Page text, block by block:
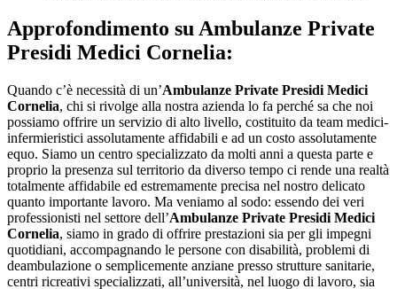
Approfondimento suAmbulanze Private
Presidi Medici Cornelia:
Quando c’è necessità di un’Ambulanze Private Presidi Medici
Cornelia, chi si rivolge alla nostra azienda lo fa perché sa che noi
possiamo offrire un servizio di alto livello, costituito da team medici-
infermieristici assolutamente affidabili e ad un costo assolutamente
equo. Siamo un centro specializzato da molti anni a questa parte e
proprio la presenza sul territorio da diverso tempo ci rende una realtà
totalmente affidabile ed estremamente precisa nel nostro delicato
quanto importante lavoro. Ma veniamo al sodo: essendo dei veri
professionisti nel settore dell’Ambulanze Private Presidi Medici
Cornelia, siamo in grado di offrire prestazioni sia per gli impegni
quotidiani, accompagnando le persone con disabilità, problemi di
deambulazione o semplicemente anziane presso strutture sanitarie,
centri ricreativi specializzati, all’università, nel luogo di lavoro, sia